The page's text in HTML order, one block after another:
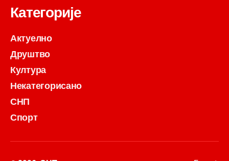
Категорије
Актуелно
Друштво
Култура
Некатегорисано
СНП
Спорт